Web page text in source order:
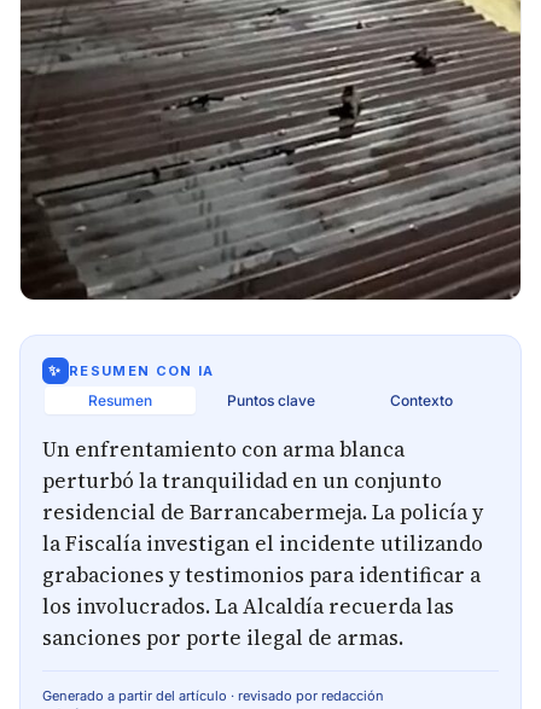
✨ RESUMEN CON IA
Resumen Puntos clave Contexto
Un enfrentamiento con arma blanca
perturbó la tranquilidad en un conjunto
residencial de Barrancabermeja. La policía y
la Fiscalía investigan el incidente utilizando
grabaciones y testimonios para identificar a
los involucrados. La Alcaldía recuerda las
sanciones por porte ilegal de armas.
Generado a partir del artículo · revisado por redacción